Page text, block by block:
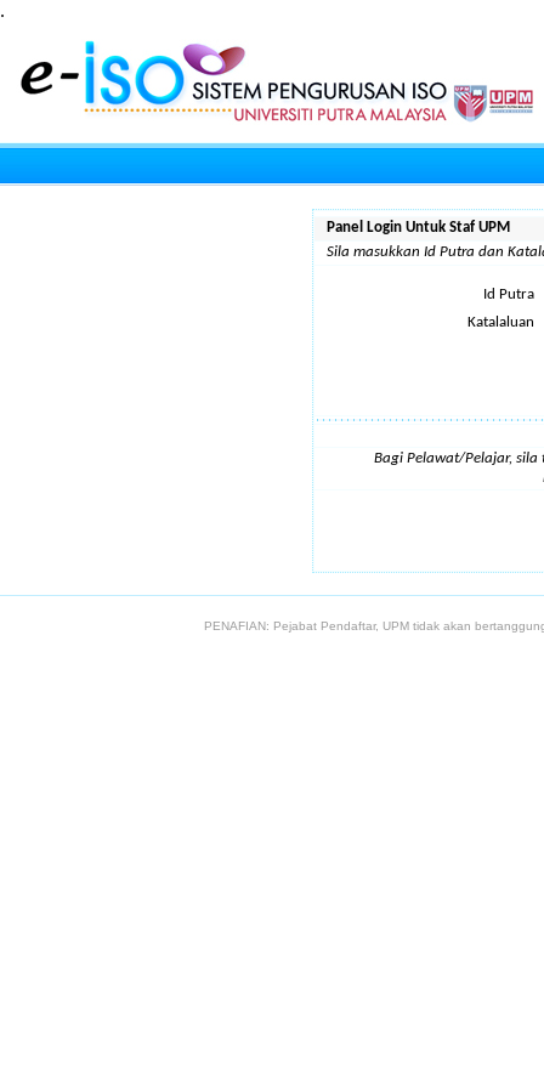
.
Panel Login Untuk Staf UPM
Sila masukkan Id Putra dan
Id Putra
Katalaluan
Bagi Pelawat/Pelajar,
PENAFIAN: Pejabat Pendaftar, UPM tidak akan